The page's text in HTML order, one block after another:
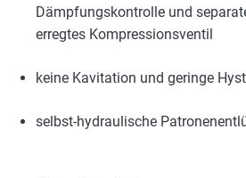
Dämpfungskontrolle und
erregtes Kompressionsventil
keine Kavitation und geringe
selbst-hydraulische